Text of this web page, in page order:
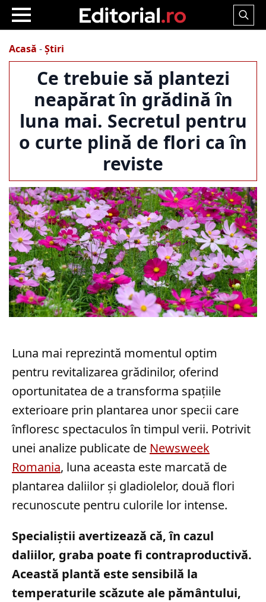
Search
Acasă -Știri
Ce trebuie să plantezi
neapărat în grădină în
luna mai. Secretul pentru
o curte plină de flori ca în
reviste
Luna mai reprezintă momentul optim
pentru revitalizarea grădinilor, oferind
oportunitatea de a transforma spațiile
exterioare prin plantarea unor specii care
înfloresc spectaculos în timpul verii. Potrivit
unei analize publicate de Newsweek
Romania, luna aceasta este marcată de
plantarea daliilor și gladiolelor, două flori
recunoscute pentru culorile lor intense.
Specialiștii avertizează că, în cazul
daliilor, graba poate fi contraproductivă.
Această plantă este sensibilă la
temperaturile scăzute ale pământului,